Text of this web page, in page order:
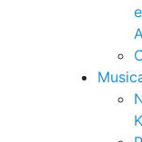
e